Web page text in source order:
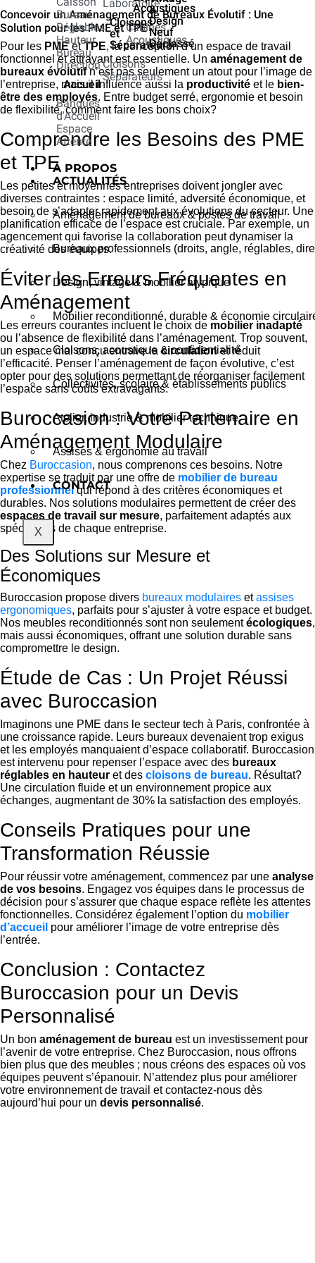
Bureau
Réglables
Hauteur
Bureau
Direction
Accueil
Banques
d'Accueil
Espace
Attente
Laboratoire
Cloisons
et
Séparateurs
Cloisons
Séparateurs
Acoustiques
Cabines
Acoustiques
&
Design
Neuf
Déclassé
À PROPOS
ACTUALITÉS
Aménagement de bureaux & postes de travail
Bureaux professionnels (droits, angle, réglables,
Design, vintage & mobilier atypique
Mobilier reconditionné, durable & économie
Cloisons, acoustique & confidentialité
Collectivités, scolaire & établissements publics
Atelier, industrie & mobilier technique
Assises & ergonomie au travail
CONTACT
X
Concevoir un Aménagement de Bureaux Évolutif : Une
Solution pour les PME et TPE
Pour les PMEetTPE, la conception d’un espace de travail
fonctionnel et attrayant est essentielle. Un aménagement de
bureaux évolutifn’est pas seulement un atout pour l’image de
l’entreprise, mais il influence aussi la productivité et le bien-
être des employés. Entre budget serré, ergonomie et besoin
de flexibilité, comment faire les bons choix?
Comprendre les Besoins des PME
et TPE
Les petites et moyennes entreprises doivent jongler avec
diverses contraintes : espace limité, adversité économique, et
besoin de s’adapter rapidement aux évolutions du secteur. Une
planification efficace de l’espace est cruciale. Par exemple, un
agencement qui favorise la collaboration peut dynamiser la
créativité des équipes.
Éviter les Erreurs Fréquentes en
Aménagement
Les erreurs courantes incluent le choix de mobilier inadapté
ou l’absence de flexibilité dans l’aménagement. Trop souvent,
un espace mal conçu entrave lacirculationet réduit
l’efficacité. Penser l’aménagement de façon évolutive, c’est
opter pour des solutions permettant de réorganiser facilement
l’espace sans coûts extravagants.
Buroccasion : Votre Partenaire en
Aménagement Modulaire
Chez Buroccasion, nous comprenons ces besoins. Notre
expertise se traduit par une offre de mobilier de bureau
professionnelqui répond à des critères économiques et
durables. Nos solutions modulaires permettent de créer des
espaces de travail sur mesure, parfaitement adaptés aux
spécificités de chaque entreprise.
Des Solutions sur Mesure et
Économiques
Buroccasion propose divers bureaux modulaires etassises
ergonomiques, parfaits pour s’ajuster à votre espace et budget.
Nos meubles reconditionnés sont non seulementécologiques,
mais aussi économiques, offrant une solution durable sans
compromettre le design.
Étude de Cas : Un Projet Réussi
avec Buroccasion
Imaginons une PME dans le secteur tech à Paris, confrontée à
une croissance rapide. Leurs bureaux devenaient trop exigus
et les employés manquaient d’espace collaboratif. Buroccasion
est intervenu pour repenser l’espace avec des bureaux
réglables en hauteur et des cloisons de bureau. Résultat?
Une circulation fluide et un environnement propice aux
échanges, augmentant de 30% la satisfaction des employés.
Conseils Pratiques pour une
Transformation Réussie
Pour réussir votre aménagement, commencez par une analyse
de vos besoins. Engagez vos équipes dans le processus de
décision pour s’assurer que chaque espace reflète les attentes
fonctionnelles. Considérez également l’option du mobilier
d’accueil pour améliorer l’image de votre entreprise dès
l’entrée.
Conclusion : Contactez
Buroccasion pour un Devis
Personnalisé
Un bon aménagement de bureau est un investissement pour
l’avenir de votre entreprise. Chez Buroccasion, nous offrons
bien plus que des meubles ; nous créons des espaces où vos
équipes peuvent s’épanouir. N’attendez plus pour améliorer
votre environnement de travail et contactez-nous dès
aujourd’hui pour un devis personnalisé.